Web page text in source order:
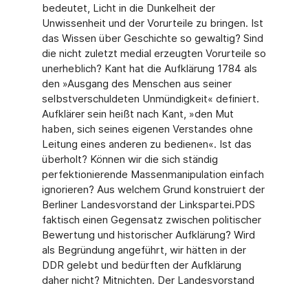
bedeutet, Licht in die Dunkelheit der
Unwissenheit und der Vorurteile zu bringen. Ist
das Wissen über Geschichte so gewaltig? Sind
die nicht zuletzt medial erzeugten Vorurteile so
unerheblich? Kant hat die Aufklärung 1784 als
den »Ausgang des Menschen aus seiner
selbstverschuldeten Unmündigkeit« definiert.
Aufklärer sein heißt nach Kant, »den Mut
haben, sich seines eigenen Verstandes ohne
Leitung eines anderen zu bedienen«. Ist das
überholt? Können wir die sich ständig
perfektionierende Massenmanipulation einfach
ignorieren? Aus welchem Grund konstruiert der
Berliner Landesvorstand der Linkspartei.PDS
faktisch einen Gegensatz zwischen politischer
Bewertung und historischer Aufklärung? Wird
als Begründung angeführt, wir hätten in der
DDR gelebt und bedürften der Aufklärung
daher nicht? Mitnichten. Der Landesvorstand